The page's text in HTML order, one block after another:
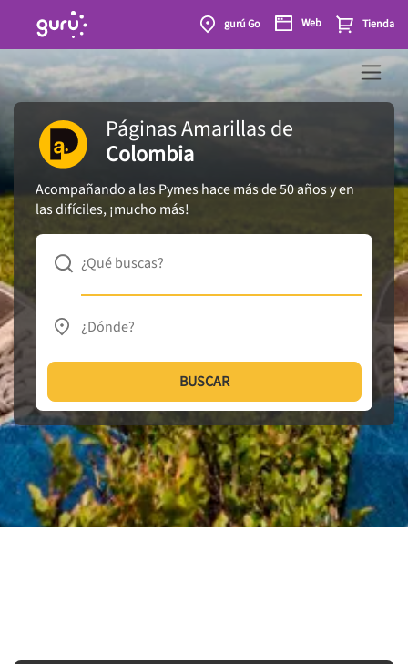
gurú Go Web Tienda
Páginas Amarillasde
Colombia
Acompañando a las Pymes hace más de 50 años y en
las difíciles, ¡mucho más!
¿Qué buscas?
¿Dónde?
BUSCAR